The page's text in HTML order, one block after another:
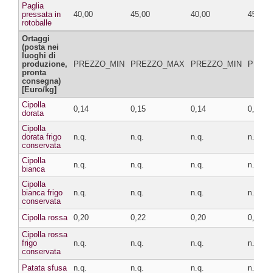
Paglia
pressata in
rotoballe
40,00 45,00 40,00 45,00
Ortaggi
(posta nei
luoghi di
produzione,
pronta
consegna)
[Euro/kg]
PREZZO_MIN PREZZO_MAX PREZZO_MIN
Cipolla
dorata
0,14 0,15 0,14 0,15
Cipolla
dorata frigo
conservata
n.q. n.q. n.q. n.q.
Cipolla
bianca
n.q. n.q. n.q. n.q.
Cipolla
bianca frigo
conservata
n.q. n.q. n.q. n.q.
Cipolla rossa 0,20 0,22 0,20
0,22
Cipolla rossa
frigo
conservata
n.q. n.q. n.q. n.q.
Patata sfusa n.q. n.q. n.q. n.q.